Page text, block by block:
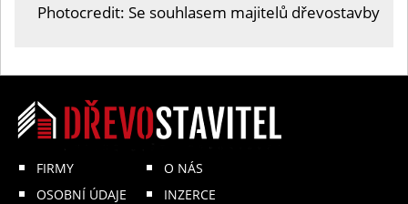
Photocredit: Se souhlasem majitelů dřevostavby
FIRMY
OSOBNÍ ÚDAJE
O NÁS
INZERCE